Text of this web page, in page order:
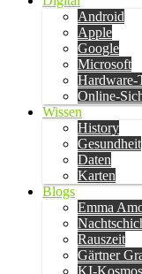
Android
Apple
Google
Microsoft
Hardware-
Online-
Wissen
History
Gesundheit
Daten
Karten
Blogs
Emma
Rauszeit
Gärtner
KI-Kosmos